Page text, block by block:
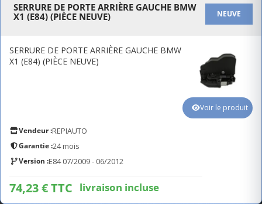
SERRURE DE PORTE ARRIÈRE GAUCHE BMW
X1 (E84) (PIÈCE NEUVE)
NEUVE
SERRURE DE PORTE ARRIÈRE GAUCHE BMW
X1 (E84) (PIÈCE NEUVE)
Vendeur :REPIAUTO
Garantie :24 mois
Version :E84 07/2009 - 06/2012
74,23 € TTC livraison incluse
Voir le produit